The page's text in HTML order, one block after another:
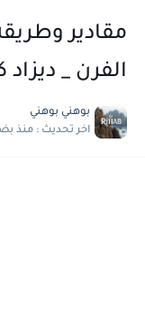
مقادير
الفرن _ ديزاد
بوهني بوهني
اخر تحديث : منذ